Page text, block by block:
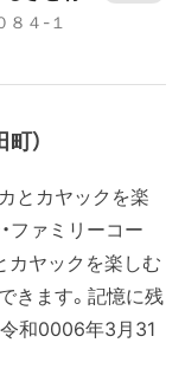
８４-１
）
とカヤックを楽
ファミリーコー
カヤックを楽しむ
きます。記憶に残
令和0006年3月31